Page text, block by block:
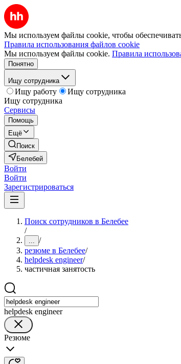
Мы используем файлы cookie, чтобы
Правила использования файлов cookie
Мы используем файлы cookie. Правила
Понятно
Ищу сотрудника
Ищу работу
Ищу сотрудника
Ищу сотрудника
Сервисы
Помощь
Ещё
Поиск
Белебей
Войти
Войти
Зарегистрироваться
Поиск сотрудников в Белебее
/
... /
резюме в Белебее/
helpdesk engineer/
частичная занятость
helpdesk engineer
Резюме